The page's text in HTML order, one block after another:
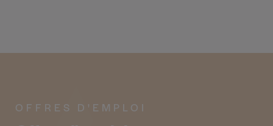
OFFRES D'EMPLOI